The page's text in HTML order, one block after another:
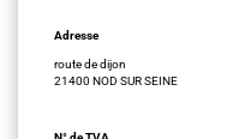
Adresse
route de dijon
21400 NOD SUR SEINE